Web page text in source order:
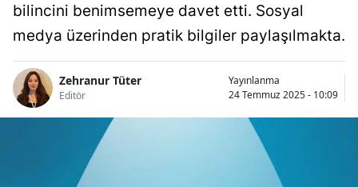
bilincini benimsemeye davet etti. Sosyal
medya üzerinden pratik bilgiler paylaşılmakta.
Zehranur Tüter
Editör
Yayınlanma
24 Temmuz 2025 - 10:09